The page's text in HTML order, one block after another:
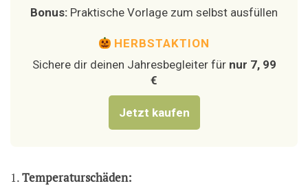
Bonus: Praktische Vorlage zum selbst ausfüllen
HERBSTAKTION
Sichere dir deinen Jahresbegleiter für nur 7, 99
€
Jetzt kaufen
1.Temperaturschäden: